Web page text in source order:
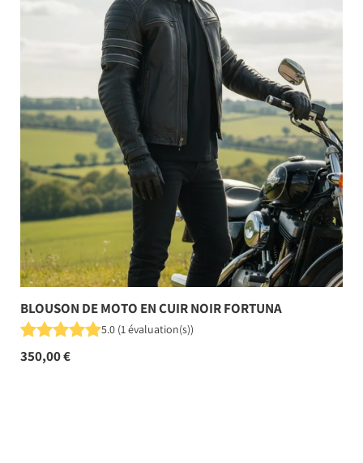
BLOUSON DE MOTO EN CUIR NOIR FORTUNA
5.0 (1évaluation(s))
350,00 €